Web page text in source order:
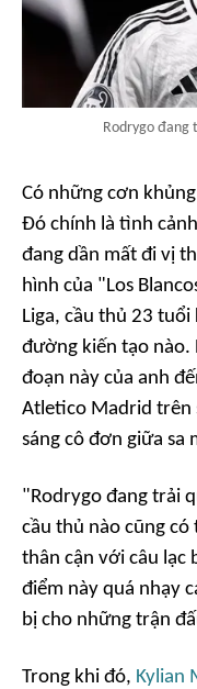
Rodrygo đang
Có những cơn
Đó chính là tình
đang dần mất đi vị
hình của "Los
Liga, cầu thủ 23
đường kiến tạo nào.
đoạn này của anh
Atletico Madrid trên
sáng cô đơn giữa sa
"Rodrygo đang trải
cầu thủ nào cũng
thân cận với câu lạc
điểm này quá nhạy
bị cho những trận
Trong khi đó, Kylian